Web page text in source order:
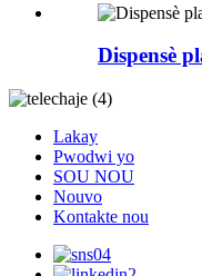
Dispensè
Lakay
Pwodwi yo
SOU NOU
Nouvo
Kontakte nou